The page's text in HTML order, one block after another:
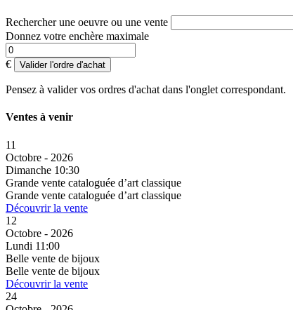
Rechercher une oeuvre ou une vente
Donnez votre enchère maximale
€ Valider l'ordre d'achat
Pensez à valider vos ordres d'achat dans l'onglet correspondant.
Ventes à venir
11
Octobre - 2026
Dimanche 10:30
Grande vente cataloguée d’art classique
Grande vente cataloguée d’art classique
Découvrir la vente
12
Octobre - 2026
Lundi 11:00
Belle vente de bijoux
Belle vente de bijoux
Découvrir la vente
24